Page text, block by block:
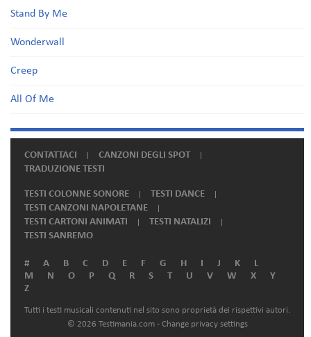
Stand By Me
Wonderwall
Creep
All Of Me
CONTATTACI
CANZONI DEGLI SPOT
TRADUZIONE TESTI
TESTI COLONNE SONORE
TESTI DANCE
TESTI CANZONI NAPOLETANE
TESTI CARTONI ANIMATI
TESTI NATALIZI
TESTI SANREMO
# A B C D E F G H I J K
L
M
N O P Q R S T U V W X
Y
Z
Tutti i testi musicali contenuti nel sito sono proprietà dei rispettivi autori.
© 2026 Testimania.com - Change privacy settings